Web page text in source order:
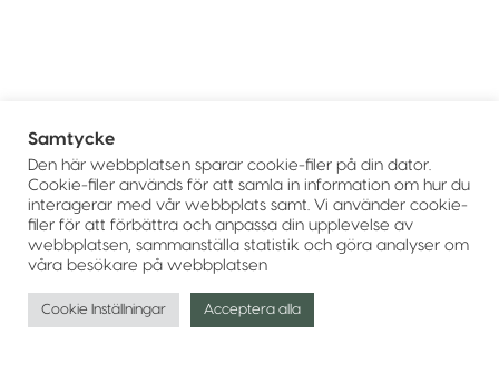
Samtycke
Den här webbplatsen sparar cookie-filer på din dator.
Cookie-filer används för att samla in information om hur du
interagerar med vår webbplats samt. Vi använder cookie-
filer för att förbättra och anpassa din upplevelse av
webbplatsen, sammanställa statistik och göra analyser om
våra besökare på webbplatsen
Cookie Inställningar Acceptera alla